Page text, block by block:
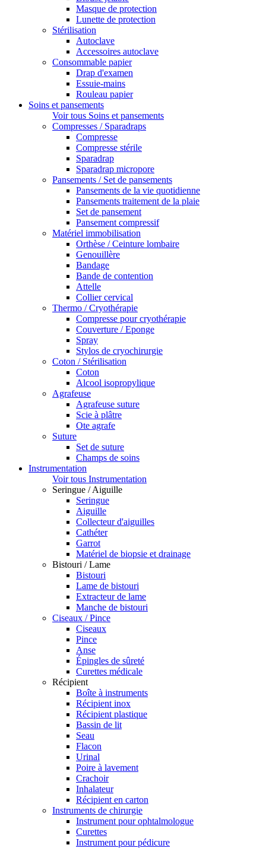
Masque de protection
Lunette de protection
Stérilisation
Autoclave
Accessoires autoclave
Consommable papier
Drap d'examen
Essuie-mains
Rouleau papier
Soins et pansements
Voir tous Soins et pansements
Compresses / Sparadraps
Compresse
Compresse stérile
Sparadrap
Sparadrap micropore
Pansements / Set de pansements
Pansements de la vie quotidienne
Pansements traitement de la plaie
Set de pansement
Pansement compressif
Matériel immobilisation
Orthèse / Ceinture lombaire
Genouillère
Bandage
Bande de contention
Attelle
Collier cervical
Thermo / Cryothérapie
Compresse pour cryothérapie
Couverture / Eponge
Spray
Stylos de cryochirurgie
Coton / Stérilisation
Coton
Alcool isopropylique
Agrafeuse
Agrafeuse suture
Scie à plâtre
Ote agrafe
Suture
Set de suture
Champs de soins
Instrumentation
Voir tous Instrumentation
Seringue / Aiguille
Seringue
Aiguille
Collecteur d'aiguilles
Cathéter
Garrot
Matériel de biopsie et drainage
Bistouri / Lame
Bistouri
Lame de bistouri
Extracteur de lame
Manche de bistouri
Ciseaux / Pince
Ciseaux
Pince
Anse
Épingles de sûreté
Curettes médicale
Récipient
Boîte à instruments
Récipient inox
Récipient plastique
Bassin de lit
Seau
Flacon
Urinal
Poire à lavement
Crachoir
Inhalateur
Récipient en carton
Instruments de chirurgie
Instrument pour ophtalmologue
Curettes
Instrument pour pédicure